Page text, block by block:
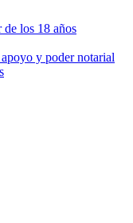
de los 18 años
y poder notarial